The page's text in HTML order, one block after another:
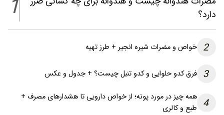
دارد؟
1
2 خواص و مضرات شیره انجیر + طرز تهیه
3 فرق کدو حلوایی و کدو تنبل چیست؟ + جدول و عکس
4 همه چیز در مورد پونه؛ از خواص دارویی تا هشدارهای مصرف +
طبع و کالری